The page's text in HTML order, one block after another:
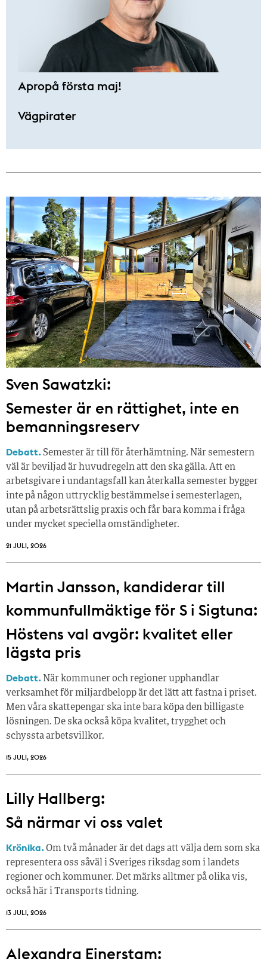
Apropå första maj!
Vägpirater
Sven Sawatzki:
Semester är en rättighet, inte en
bemanningsreserv
Debatt.Semester är till för återhämtning. När semestern
väl är beviljad är huvudregeln att den ska gälla. Att en
arbetsgivare i undantagsfall kan återkalla semester bygger
inte på någon uttrycklig bestämmelse i semesterlagen,
utan på arbetsrättslig praxis och får bara komma i fråga
under mycket speciella omständigheter.
21 JULI, 2026
Martin Jansson, kandiderar till
kommunfullmäktige för S i Sigtuna:
Höstens val avgör: kvalitet eller
lägsta pris
Debatt. När kommuner och regioner upphandlar
verksamhet för miljardbelopp är det lätt att fastna i priset.
Men våra skattepengar ska inte bara köpa den billigaste
lösningen. De ska också köpa kvalitet, trygghet och
schyssta arbetsvillkor.
15 JULI, 2026
Lilly Hallberg:
Så närmar vi oss valet
Krönika.Om två månader är det dags att välja dem som ska
representera oss såväl i Sveriges riksdag som i landets
regioner och kommuner. Det märks alltmer på olika vis,
också här i Transports tidning.
13 JULI, 2026
Alexandra Einerstam: